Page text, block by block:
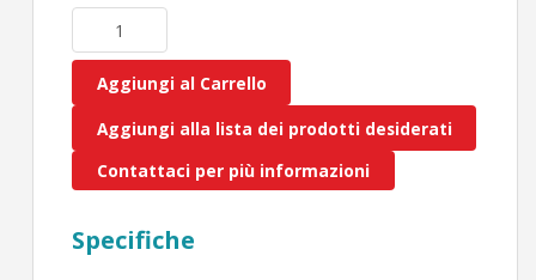
Aggiungi al Carrello
Aggiungi alla lista dei prodotti desiderati
Contattaci per più informazioni
Specifiche